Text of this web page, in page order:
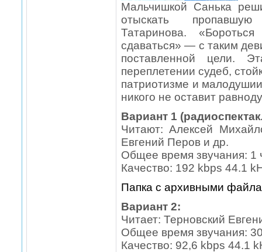
Мальчишкой Санька
отыскать
Татаринова.
сдаваться» — с таким
поставленной цели.
переплетении судеб,
патриотизме и
никого не оставит
Вариант 1
Читают: Алексей
Евгений Перов и др.
Общее время звучания: 1
Качество: 192 kbps 44.1
Папка с архивными
Вариант 2:
Читает: Терновский
Общее время звучания:
Качество: 92,6 kbps 44.1